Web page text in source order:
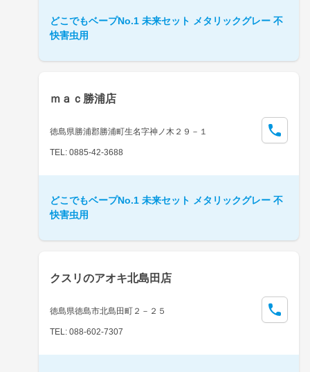
どこでもベープNo.1 未来セット メタリックグレー 不
快害虫用
ｍａｃ勝浦店
徳島県勝浦郡勝浦町生名字神ノ木２９－１
TEL: 0885-42-3688
どこでもベープNo.1 未来セット メタリックグレー 不
快害虫用
クスリのアオキ北島田店
徳島県徳島市北島田町２－２５
TEL: 088-602-7307